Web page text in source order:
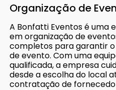
Organização de
A Bonfatti Eventos é uma
em organização de
completos para garantir
de evento. Com uma
qualificada, a empresa
desde a escolha do local
contratação de